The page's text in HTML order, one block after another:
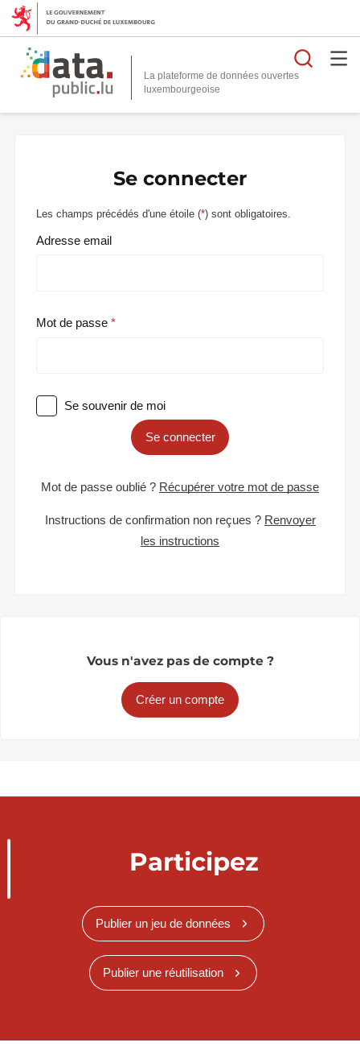
La plateforme de données ouvertes
Se connecter
Les champs précédés d'une étoile (*) sont obligatoires.
Adresse email
Mot de passe
Se souvenir de moi
Se connecter
Mot de passe oublié ? Récupérer votre mot de passe
Instructions de confirmation non reçues ? Renvoyer
les instructions
Vous n'avez pas de compte ?
Créer un compte
Participez
Publier un jeu de données
Publier une réutilisation